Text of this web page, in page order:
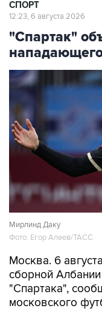
СПОРТ
12:23, 6 августа 2026
"Спартак"
Мирлинд Даку
Фото: Егор Алеев/ТАСС
Москва. 6
сборной
"Спартака",
московского